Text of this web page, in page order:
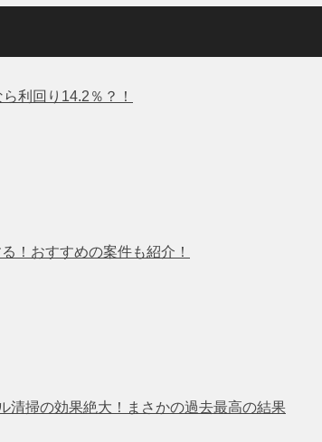
利回り14.2％？！
！おすすめの案件も紹介！
清掃の効果絶大！まさかの過去最高の結果